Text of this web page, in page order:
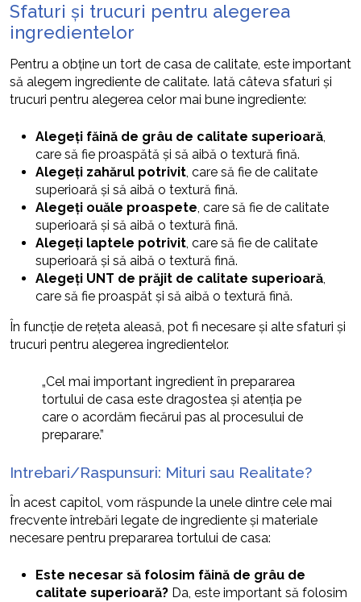
Sfaturi și trucuri pentru alegerea
ingredientelor
Pentru a obține un tort de casa de calitate, este important
să alegem ingrediente de calitate. Iată câteva sfaturi și
trucuri pentru alegerea celor mai bune ingrediente:
Alegeți făină de grâu de calitate superioară,
care să fie proaspătă și să aibă o textură fină.
Alegeți zahărul potrivit, care să fie de calitate
superioară și să aibă o textură fină.
Alegeți ouăle proaspete, care să fie de calitate
superioară și să aibă o textură fină.
Alegeți laptele potrivit, care să fie de calitate
superioară și să aibă o textură fină.
Alegeți UNT de prăjit de calitate superioară,
care să fie proaspăt și să aibă o textură fină.
În funcție de rețeta aleasă, pot fi necesare și alte sfaturi și
trucuri pentru alegerea ingredientelor.
„Cel mai important ingredient în prepararea
tortului de casa este dragostea și atenția pe
care o acordăm fiecărui pas al procesului de
preparare.”
Intrebari/Raspunsuri: Mituri sau Realitate?
În acest capitol, vom răspunde la unele dintre cele mai
frecvente întrebări legate de ingrediente și materiale
necesare pentru prepararea tortului de casa:
Este necesar să folosim făină de grâu de
calitate superioară? Da, este important să folosim